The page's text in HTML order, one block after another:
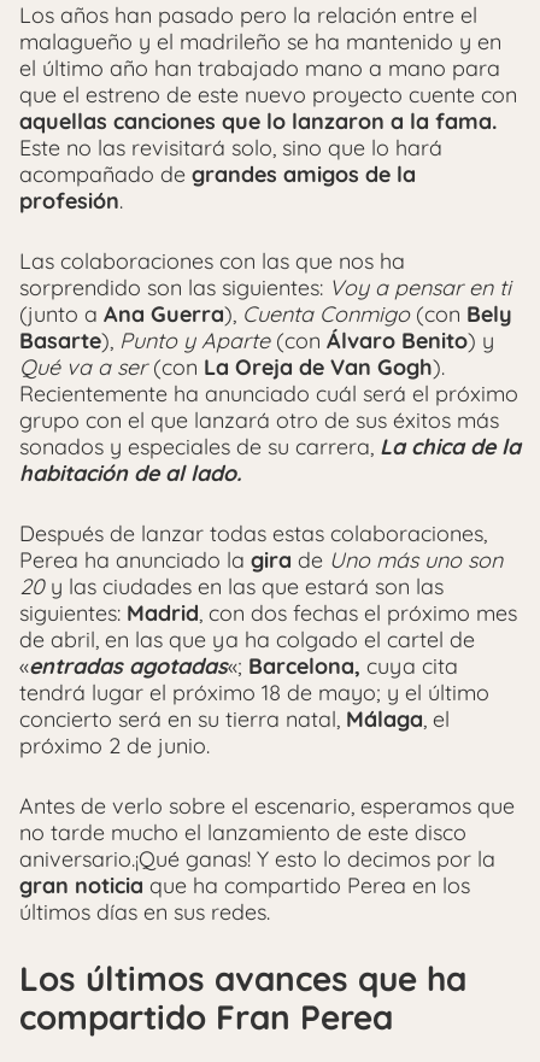
Los años han pasado pero la relación entre el
malagueño y el madrileño se ha mantenido y en
el último año han trabajado mano a mano para
que el estreno de este nuevo proyecto cuente con
aquellas canciones que lo lanzaron a la fama.
Este no las revisitará solo, sino que lo hará
acompañado de grandes amigos de la
profesión.
Las colaboraciones con las que nos ha
sorprendido son las siguientes: Voy a pensar en ti
(junto a Ana Guerra), Cuenta Conmigo(con Bely
Basarte), Punto y Aparte(con Álvaro Benito) y
Qué va a ser(con La Oreja de Van Gogh).
Recientemente ha anunciado cuál será el próximo
grupo con el que lanzará otro de sus éxitos más
sonados y especiales de su carrera, La chica de la
habitación de al lado.
Después de lanzar todas estas colaboraciones,
Perea ha anunciado la gira de Uno más uno son
20y las ciudades en las que estará son las
siguientes: Madrid, con dos fechas el próximo mes
de abril, en las que ya ha colgado el cartel de
«entradas agotadas«; Barcelona, cuya cita
tendrá lugar el próximo 18 de mayo; y el último
concierto será en su tierra natal, Málaga, el
próximo 2 de junio.
Antes de verlo sobre el escenario, esperamos que
no tarde mucho el lanzamiento de este disco
aniversario.¡Qué ganas! Y esto lo decimos por la
gran noticia que ha compartido Perea en los
últimos días en sus redes.
Los últimos avances que ha
compartido Fran Perea